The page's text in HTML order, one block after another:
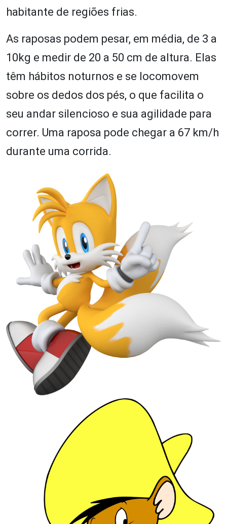
habitante de regiões frias.
As raposas podem pesar, em média, de 3 a
10kg e medir de 20 a 50 cm de altura. Elas
têm hábitos noturnos e se locomovem
sobre os dedos dos pés, o que facilita o
seu andar silencioso e sua agilidade para
correr. Uma raposa pode chegar a 67 km/h
durante uma corrida.